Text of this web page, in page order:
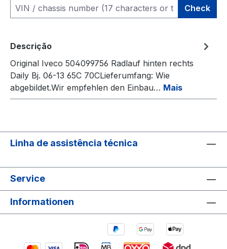
Check
Descrição
Original Iveco 504099756 Radlauf hinten rechts
Daily Bj. 06-13 65C 70CLieferumfang: Wie
abgebildet.Wir empfehlen den Einbau… Mais
Linha de assistência técnica
Service
Informationen